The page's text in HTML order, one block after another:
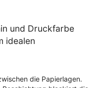
und Druckfarbe
idealen
die Papierlagen.